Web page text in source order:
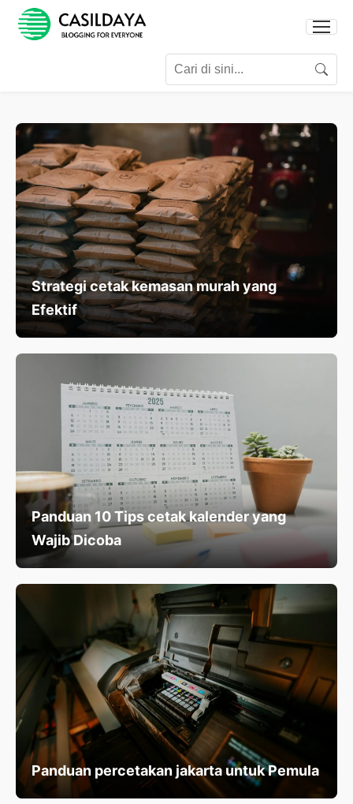
Search
Strategi cetak kemasan murah yang
Efektif
Panduan 10 Tips cetak kalender yang
Wajib Dicoba
Panduan percetakan jakarta untuk Pemula